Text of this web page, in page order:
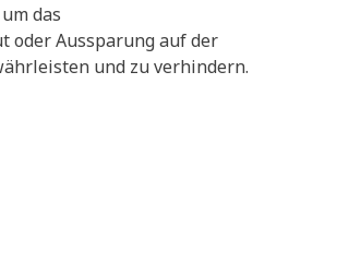
das
oder Aussparung auf der
und zu verhindern.